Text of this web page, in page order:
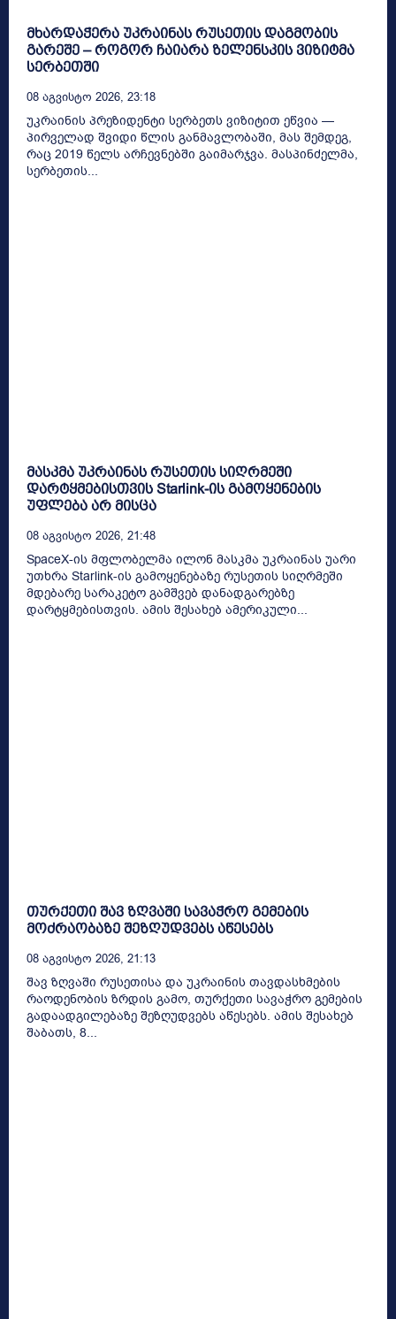
მხარდაჭერა უკრაინას რუსეთის დაგმობის
გარეშე – როგორ ჩაიარა ზელენსკის ვიზიტმა
სერბეთში
08 Აგვისტო 2026, 23:18
უკრაინის პრეზიდენტი სერბეთს ვიზიტით ეწვია —
პირველად შვიდი წლის განმავლობაში, მას შემდეგ,
რაც 2019 წელს არჩევნებში გაიმარჯვა. მასპინძელმა,
სერბეთის...
მასკმა უკრაინას რუსეთის სიღრმეში
დარტყმებისთვის Starlink-ის გამოყენების
უფლება არ მისცა
08 Აგვისტო 2026, 21:48
SpaceX-ის მფლობელმა ილონ მასკმა უკრაინას უარი
უთხრა Starlink-ის გამოყენებაზე რუსეთის სიღრმეში
მდებარე სარაკეტო გამშვებ დანადგარებზე
დარტყმებისთვის. ამის შესახებ ამერიკული...
თურქეთი შავ ზღვაში სავაჭრო გემების
მოძრაობაზე შეზღუდვებს აწესებს
08 Აგვისტო 2026, 21:13
შავ ზღვაში რუსეთისა და უკრაინის თავდასხმების
რაოდენობის ზრდის გამო, თურქეთი სავაჭრო გემების
გადაადგილებაზე შეზღუდვებს აწესებს. ამის შესახებ
შაბათს, 8...